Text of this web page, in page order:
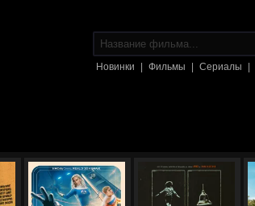
Новинки Фильмы Сериалы